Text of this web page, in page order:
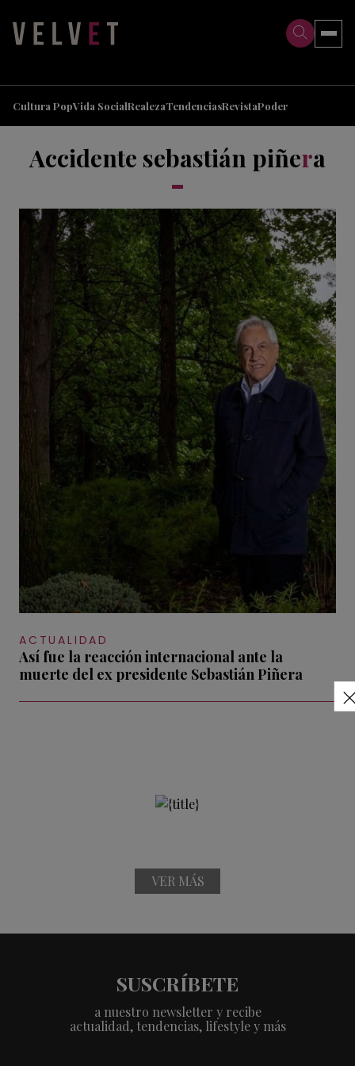
Cultura PopVida SocialRealezaTendenciasRevistaPoder
Accidente sebastián piñera
ACTUALIDAD
Así fue la reacción internacional ante la
muerte del ex presidente Sebastián Piñera
VER MÁS
SUSCRÍBETE
a nuestro newsletter y recibe
actualidad, tendencias, lifestyle y más